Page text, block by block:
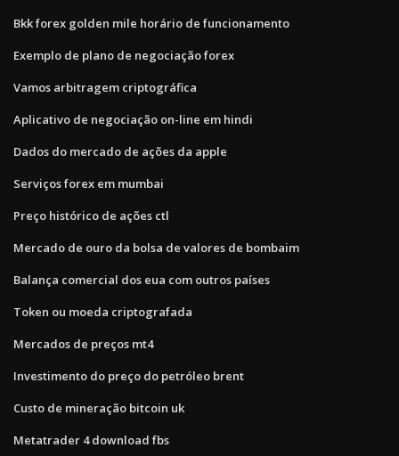
Bkk forex golden mile horário de funcionamento
Exemplo de plano de negociação forex
Vamos arbitragem criptográfica
Aplicativo de negociação on-line em hindi
Dados do mercado de ações da apple
Serviços forex em mumbai
Preço histórico de ações ctl
Mercado de ouro da bolsa de valores de bombaim
Balança comercial dos eua com outros países
Token ou moeda criptografada
Mercados de preços mt4
Investimento do preço do petróleo brent
Custo de mineração bitcoin uk
Metatrader 4 download fbs